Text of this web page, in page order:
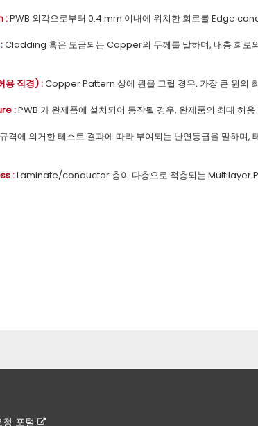
:PWB 외각으로부터 0.4 mm 이내에 위치한 회로를 Edge
Cladding 혹은 도금되는 Copper의 두께를 말하며, 내층 회로
직경) :Copper Pattern 상에 원을 그릴 경우, 가장 큰 원의
:PWB 가 완제품에 설치되어 동작될 경우, 완제품의 최대 허
격에 의거한 테스트 결과에 따라 부여되는 난연등급을 말하며
:Laminate/conductor 층이 다층으로 적층되는 Multilayer
포털